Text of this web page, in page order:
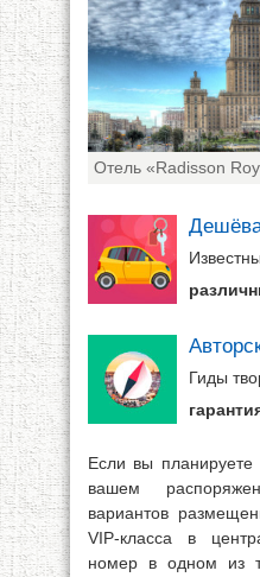
Отель «Radisson
Гиды
Если вы планируете
вашем
вариантов
VIP-класса в
номер в одном из